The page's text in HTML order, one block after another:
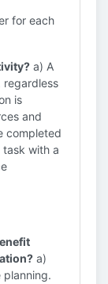
for each
a) A
is
and
completed
with a
a)
planning.